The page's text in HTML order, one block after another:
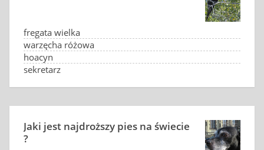
fregata wielka
warzęcha różowa
hoacyn
sekretarz
Jaki jest najdroższy pies na świecie
?